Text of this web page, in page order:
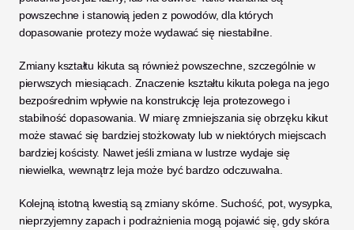
powszechne i stanowią jeden z powodów, dla których
dopasowanie protezy może wydawać się niestabilne.
Zmiany kształtu kikuta są również powszechne, szczególnie w
pierwszych miesiącach. Znaczenie kształtu kikuta polega na jego
bezpośrednim wpływie na konstrukcję leja protezowego i
stabilność dopasowania. W miarę zmniejszania się obrzęku kikut
może stawać się bardziej stożkowaty lub w niektórych miejscach
bardziej kościsty. Nawet jeśli zmiana w lustrze wydaje się
niewielka, wewnątrz leja może być bardzo odczuwalna.
Kolejną istotną kwestią są zmiany skórne. Suchość, pot, wysypka,
nieprzyjemny zapach i podrażnienia mogą pojawić się, gdy skóra